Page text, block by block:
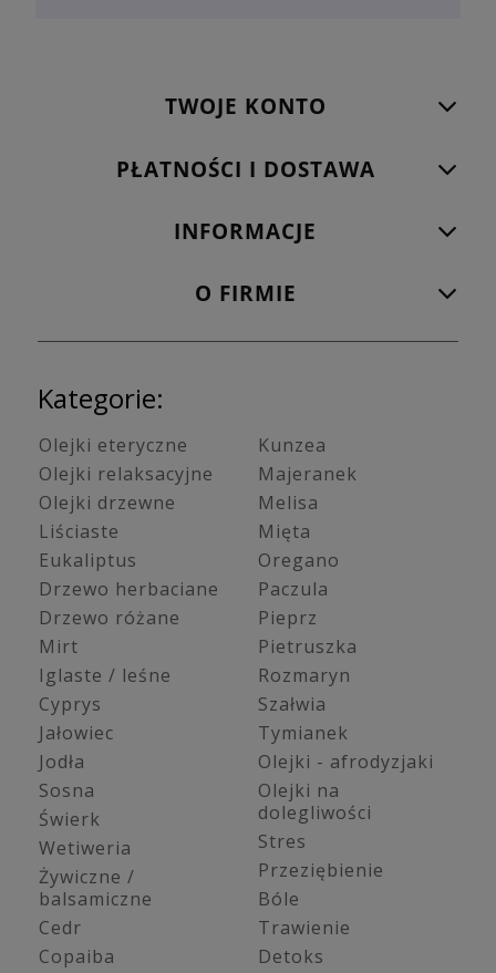
TWOJE KONTO
PŁATNOŚCI I DOSTAWA
INFORMACJE
O FIRMIE
Kategorie:
Olejki eteryczne
Olejki relaksacyjne
Olejki drzewne
Liściaste
Eukaliptus
Drzewo herbaciane
Drzewo różane
Mirt
Iglaste / leśne
Cyprys
Jałowiec
Jodła
Sosna
Świerk
Wetiweria
Żywiczne /
balsamiczne
Cedr
Copaiba
Kunzea
Majeranek
Melisa
Mięta
Oregano
Paczula
Pieprz
Pietruszka
Rozmaryn
Szałwia
Tymianek
Olejki - afrodyzjaki
Olejki na
dolegliwości
Stres
Przeziębienie
Bóle
Trawienie
Detoks